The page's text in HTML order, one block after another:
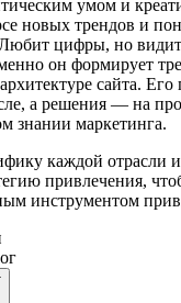
умом и
новых трендов и
Любит цифры, но
он формирует
сайта. Его
а решения — на
знании маркетинга.
каждой отрасли и
привлечения,
инструментом